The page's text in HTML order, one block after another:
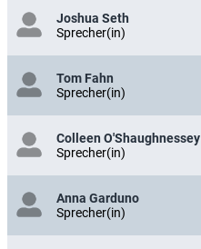
Joshua Seth
Sprecher(in)
Tom Fahn
Sprecher(in)
Colleen O'Shaughnessey
Sprecher(in)
Anna Garduno
Sprecher(in)